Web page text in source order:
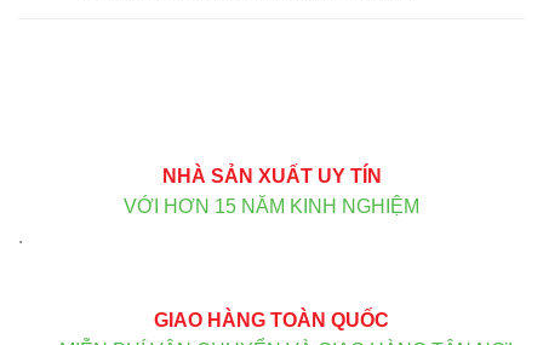
NHÀ SẢN XUẤT UY TÍN
VỚI HƠN 15 NĂM KINH NGHIỆM
.
GIAO HÀNG TOÀN QUỐC